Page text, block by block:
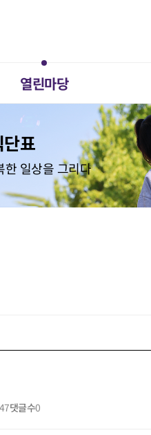
열린마당
표
한 일상을 그리다
47댓글수0